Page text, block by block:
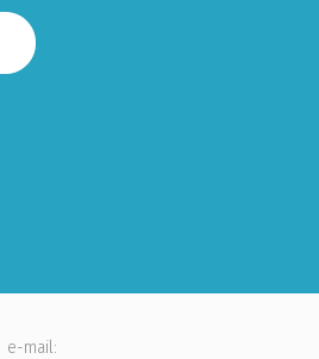
e-mail: